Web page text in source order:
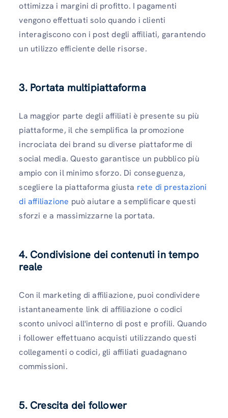
ottimizza i margini di profitto. I pagamenti
vengono effettuati solo quando i clienti
interagiscono con i post degli affiliati, garantendo
un utilizzo efficiente delle risorse.
3. Portata multipiattaforma
La maggior parte degli affiliati è presente su più
piattaforme, il che semplifica la promozione
incrociata dei brand su diverse piattaforme di
social media. Questo garantisce un pubblico più
ampio con il minimo sforzo. Di conseguenza,
scegliere la piattaforma giusta rete di prestazioni
di affiliazione può aiutare a semplificare questi
sforzi e a massimizzarne la portata.
4. Condivisione dei contenuti in tempo
reale
Con il marketing di affiliazione, puoi condividere
istantaneamente link di affiliazione o codici
sconto univoci all'interno di post e profili. Quando
i follower effettuano acquisti utilizzando questi
collegamenti o codici, gli affiliati guadagnano
commissioni.
5. Crescita dei follower